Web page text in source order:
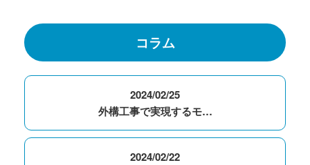
コラム
2024/02/25
外構工事で実現するモ…
2024/02/22